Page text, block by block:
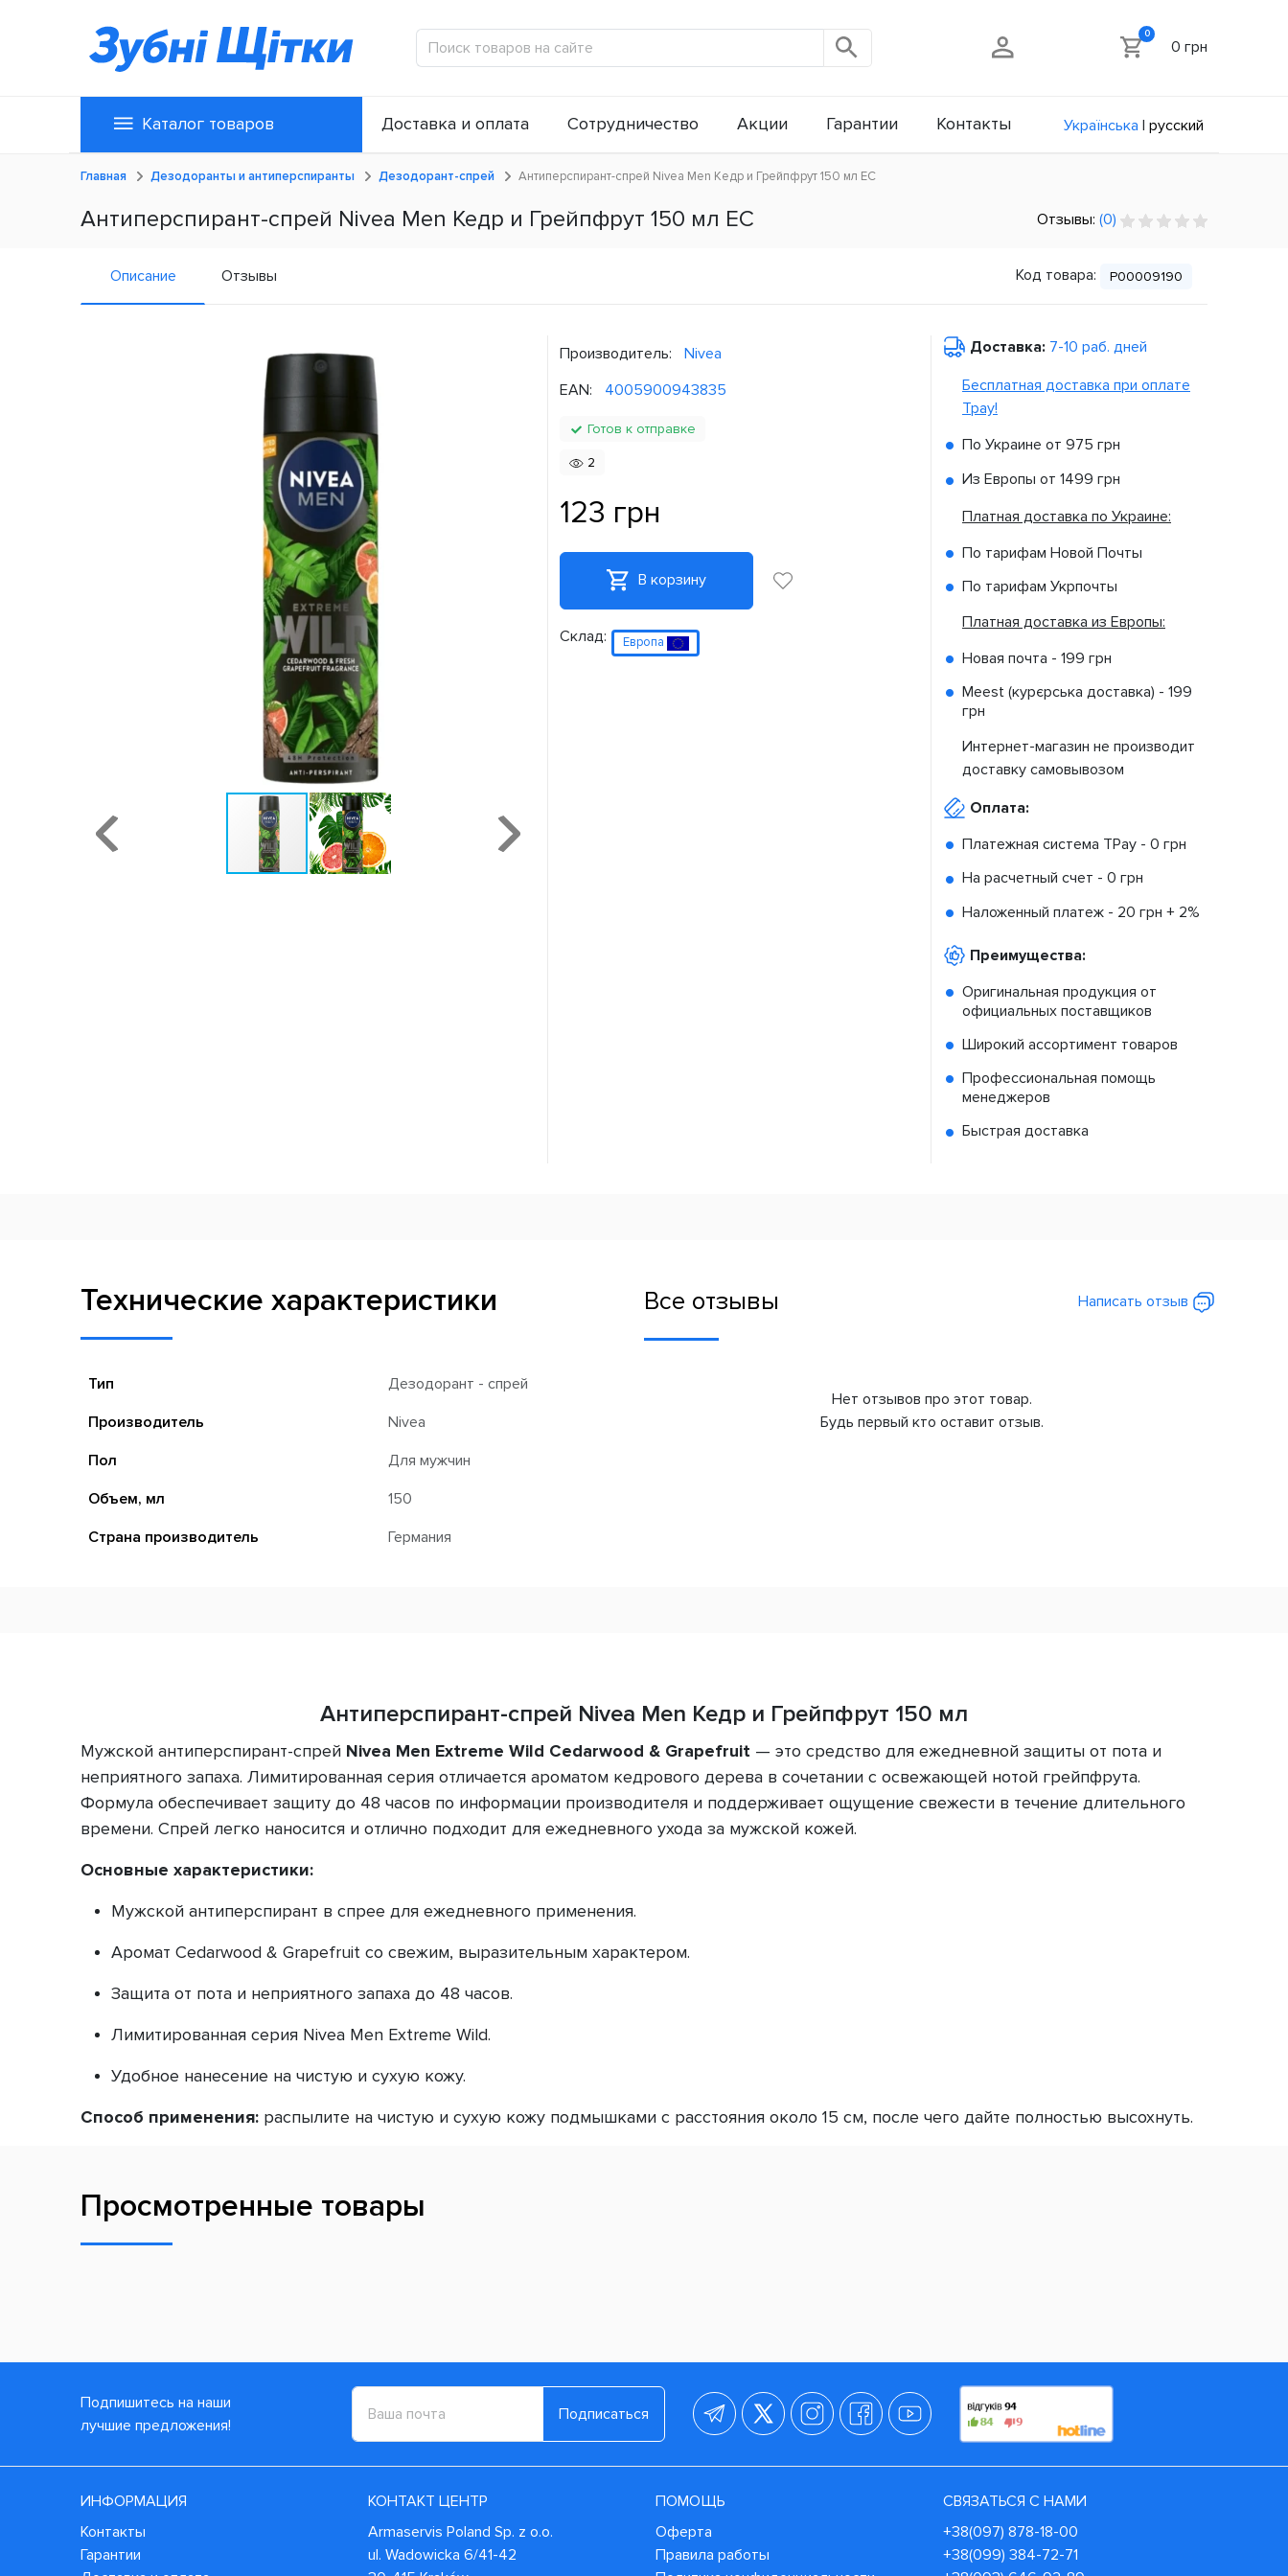
0
0 грн
Каталог товаров Доставка и оплата Сотрудничество Акции Гарантии Контакты Українська | русский
Главная Дезодоранты и антиперспиранты Дезодорант-спрей Антиперспирант-спрей Nivea Men Кедр и Грейпфрут 150 мл ЕС
Антиперспирант-спрей Nivea Men Кедр и Грейпфрут 150 мл ЕС Отзывы: (0)
Описание Отзывы Код товара: P00009190
Производитель:
Nivea
EAN:
4005900943835
Готов к отправке
2
123 грн
В корзину
Склад: Европа
Доставка: 7-10 раб. дней
Бесплатная доставка при оплате
Tpay!
По Украине от 975 грн
Из Европы от 1499 грн
Платная доставка по Украине:
По тарифам Новой Почты
По тарифам Укрпочты
Платная доставка из Европы:
Новая почта - 199 грн
Meest (курєрська доставка) - 199
грн
Интернет-магазин не производит
доставку самовывозом
Оплата:
Платежная система TPay - 0 грн
На расчетный счет - 0 грн
Наложенный платеж - 20 грн + 2%
Преимущества:
Оригинальная продукция от
официальных поставщиков
Широкий ассортимент товаров
Профессиональная помощь
менеджеров
Быстрая доставка
Технические характеристики
Тип
Дезодорант - спрей
Производитель
Nivea
Пол
Для мужчин
Объем, мл
150
Страна производитель
Германия
Все отзывы Написать отзыв
Нет отзывов про этот товар.
Будь первый кто оставит отзыв.
Антиперспирант-спрей Nivea Men Кедр и Грейпфрут 150 мл
Мужской антиперспирант-спрей Nivea Men Extreme Wild Cedarwood & Grapefruit — это средство для ежедневной защиты от пота и
неприятного запаха. Лимитированная серия отличается ароматом кедрового дерева в сочетании с освежающей нотой грейпфрута.
Формула обеспечивает защиту до 48 часов по информации производителя и поддерживает ощущение свежести в течение длительного
времени. Спрей легко наносится и отлично подходит для ежедневного ухода за мужской кожей.
Основные характеристики:
Мужской антиперспирант в спрее для ежедневного применения.
Аромат Cedarwood & Grapefruit со свежим, выразительным характером.
Защита от пота и неприятного запаха до 48 часов.
Лимитированная серия Nivea Men Extreme Wild.
Удобное нанесение на чистую и сухую кожу.
Способ применения: распылите на чистую и сухую кожу подмышками с расстояния около 15 см, после чего дайте полностью высохнуть.
Просмотренные товары
Подпишитесь на наши
лучшие предложения!
Подписаться
ИНФОРМАЦИЯ
Контакты
Гарантии
КОНТАКТ ЦЕНТР
Armaservis Poland Sp. z o.o.
ul. Wadowicka 6/41-42
ПОМОЩЬ
Оферта
Правила работы
СВЯЗАТЬСЯ С НАМИ
+38(097) 878-18-00
+38(099) 384-72-71